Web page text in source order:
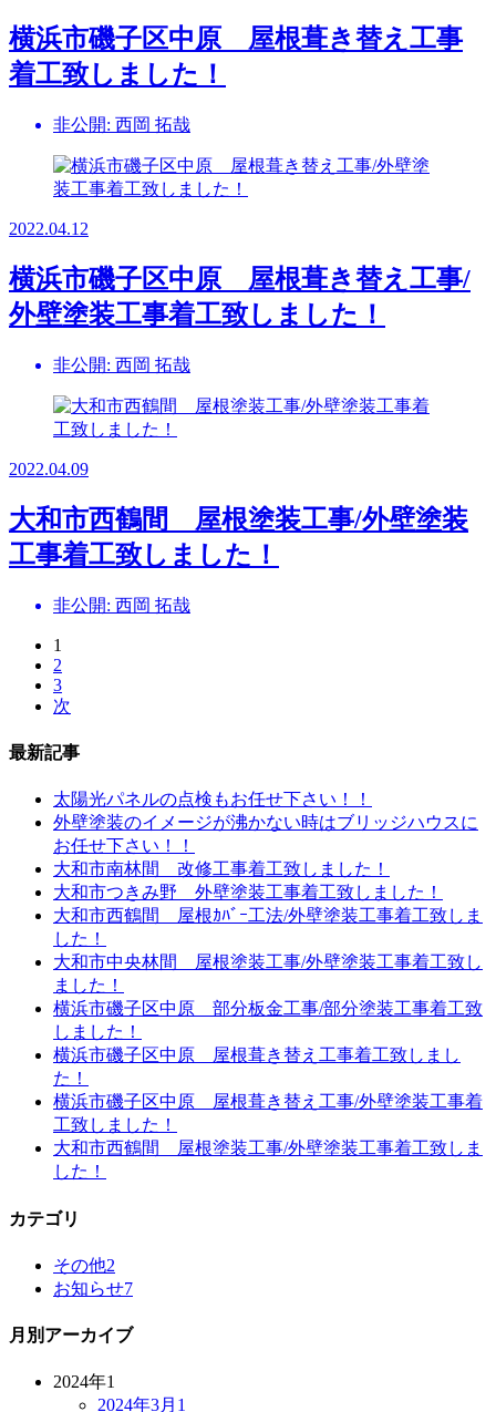
横浜市磯子区中原 屋根葺き替え工事
着工致しました！
非公開: 西岡 拓哉
2022.04.12
横浜市磯子区中原 屋根葺き替え工事/
外壁塗装工事着工致しました！
非公開: 西岡 拓哉
2022.04.09
大和市西鶴間 屋根塗装工事/外壁塗装
工事着工致しました！
非公開: 西岡 拓哉
1
2
3
次
最新記事
太陽光パネルの点検もお任せ下さい！！
外壁塗装のイメージが沸かない時はブリッジハウスに
お任せ下さい！！
大和市南林間 改修工事着工致しました！
大和市つきみ野 外壁塗装工事着工致しました！
大和市西鶴間 屋根ｶﾊﾞｰ工法/外壁塗装工事着工致しま
した！
大和市中央林間 屋根塗装工事/外壁塗装工事着工致し
ました！
横浜市磯子区中原 部分板金工事/部分塗装工事着工致
しました！
横浜市磯子区中原 屋根葺き替え工事着工致しまし
た！
横浜市磯子区中原 屋根葺き替え工事/外壁塗装工事着
工致しました！
大和市西鶴間 屋根塗装工事/外壁塗装工事着工致しま
した！
カテゴリ
その他2
お知らせ7
月別アーカイブ
2024年1
2024年3月 1